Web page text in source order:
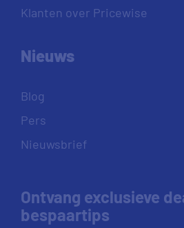
Klanten over Pricewise
Nieuws
Blog
Pers
Nieuwsbrief
Ontvang exclusieve
bespaartips